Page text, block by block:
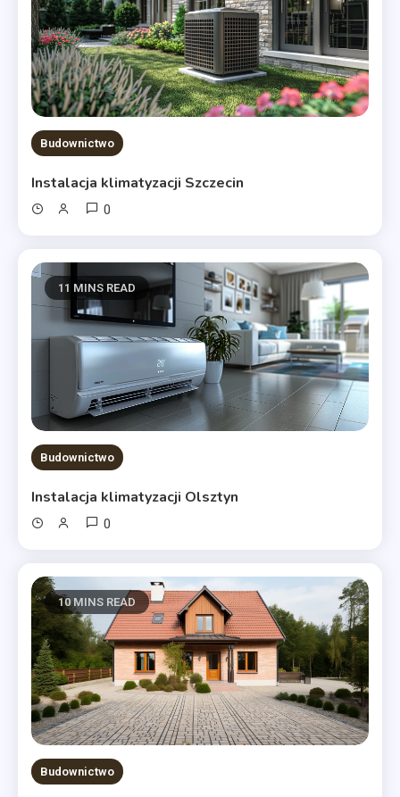
Budownictwo
Instalacja klimatyzacji Szczecin
0
11 MINS READ
Budownictwo
Instalacja klimatyzacji Olsztyn
0
10 MINS READ
Budownictwo